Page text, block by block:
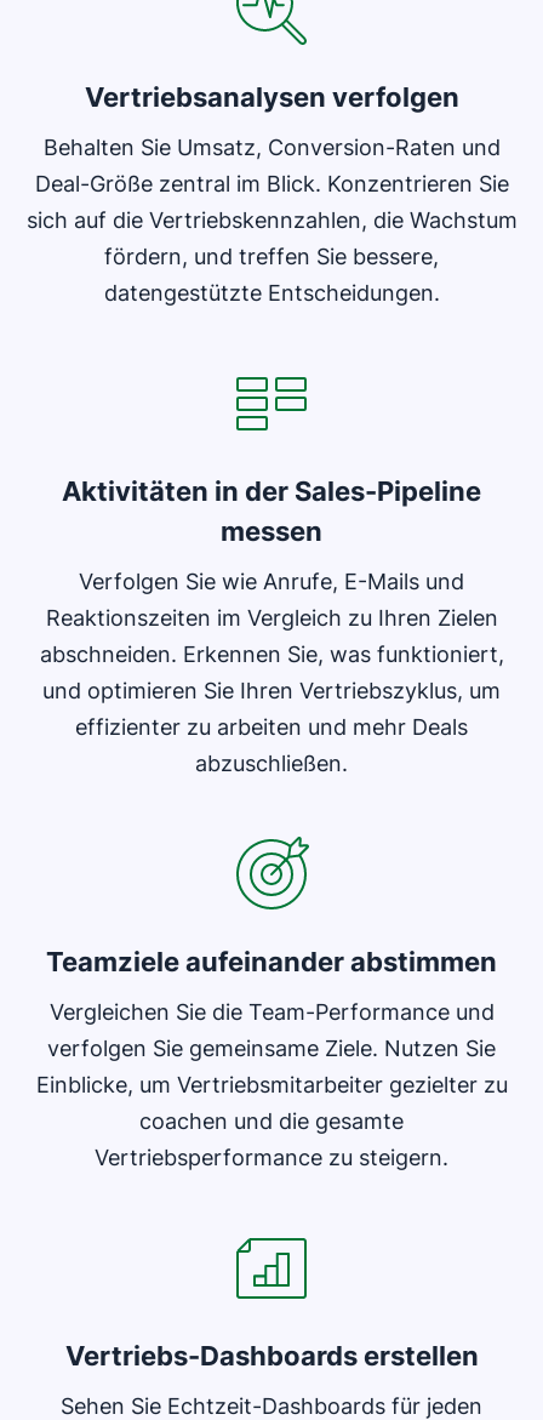
Vertriebsanalysen verfolgen
Behalten Sie Umsatz, Conversion-Raten und
Deal-Größe zentral im Blick. Konzentrieren Sie
sich auf die Vertriebskennzahlen, die Wachstum
fördern, und treffen Sie bessere,
datengestützte Entscheidungen.
Aktivitäten in der Sales-Pipeline
messen
Verfolgen Sie wie Anrufe, E-Mails und
Reaktionszeiten im Vergleich zu Ihren Zielen
abschneiden. Erkennen Sie, was funktioniert,
und optimieren Sie Ihren Vertriebszyklus, um
effizienter zu arbeiten und mehr Deals
abzuschließen.
Teamziele aufeinander abstimmen
Vergleichen Sie die Team-Performance und
verfolgen Sie gemeinsame Ziele. Nutzen Sie
Einblicke, um Vertriebsmitarbeiter gezielter zu
coachen und die gesamte
Vertriebsperformance zu steigern.
Vertriebs-Dashboards erstellen
Sehen Sie Echtzeit-Dashboards für jeden